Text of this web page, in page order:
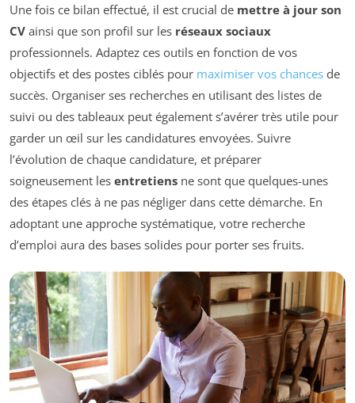
Une fois ce bilan effectué, il est crucial de mettre à jour son
CV ainsi que son profil sur les réseaux sociaux
professionnels. Adaptez ces outils en fonction de vos
objectifs et des postes ciblés pour maximiser vos chances de
succès. Organiser ses recherches en utilisant des listes de
suivi ou des tableaux peut également s’avérer très utile pour
garder un œil sur les candidatures envoyées. Suivre
l’évolution de chaque candidature, et préparer
soigneusement les entretiens ne sont que quelques-unes
des étapes clés à ne pas négliger dans cette démarche. En
adoptant une approche systématique, votre recherche
d’emploi aura des bases solides pour porter ses fruits.